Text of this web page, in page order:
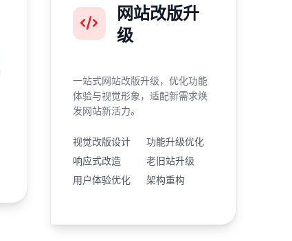
网站改版升
级
一站式网站改版升级，优化功能
体验与视觉形象，适配新需求焕
发网站新活力。
视觉改版设计
功能升级优化
响应式改造
老旧站升级
用户体验优化
架构重构